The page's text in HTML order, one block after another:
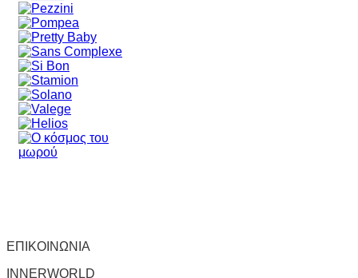
ΕΠΙΚΟΙΝΩΝΙΑ
INNERWORLD